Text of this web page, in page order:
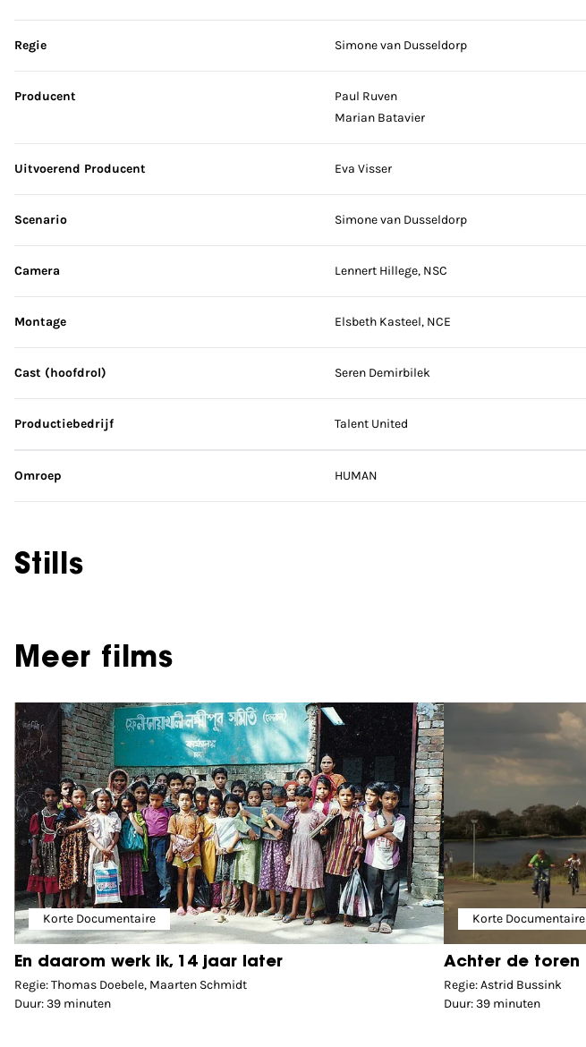
Sla credits over
Regie Simone van Dusseldorp
Producent
Paul Ruven
Marian Batavier
Uitvoerend Producent Eva Visser
Scenario Simone van Dusseldorp
Camera Lennert Hillege, NSC
Montage Elsbeth Kasteel, NCE
Cast (hoofdrol) Seren Demirbilek
Productiebedrijf Talent United
Omroep HUMAN
Stills
Meer films
Korte Documentaire
En daarom werk ik, 14 jaar later
Regie: Thomas Doebele, Maarten Schmidt
Duur: 39 minuten
Korte Documentaire
Achter de toren
Regie: Astrid Bussink
Duur: 39 minuten